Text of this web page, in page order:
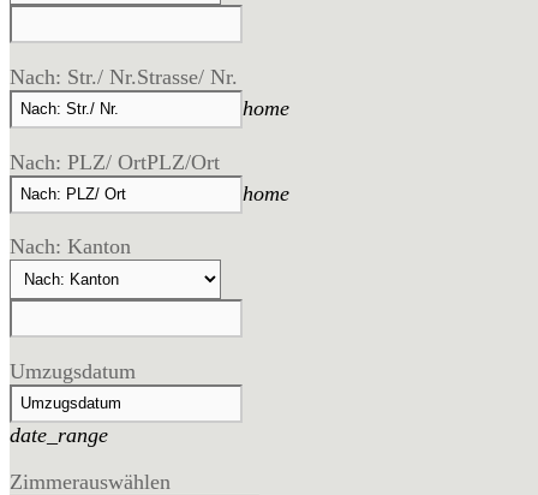
Nach: Str./ Nr.Strasse/ Nr.
home
Nach: PLZ/ OrtPLZ/Ort
home
Nach: Kanton
Umzugsdatum
date_range
Zimmerauswählen